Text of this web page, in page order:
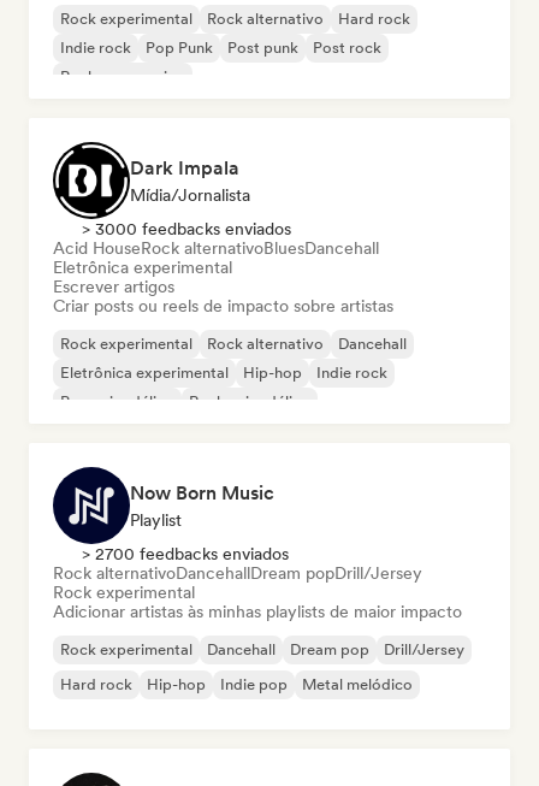
Rock experimental Rock alternativo
Hard rock
Indie rock
Pop Punk Post punk
Post rock
Rock progressivo
Dark Impala
Mídia/Jornalista
> 3000 feedbacks enviados
Acid HouseRock alternativoBluesDancehall
Eletrônica experimental
Escrever artigos
Criar posts ou reels de impacto sobre artistas
Rock experimental Rock alternativo
Dancehall
Eletrônica experimental
Hip-hop
Indie rock
Pop psicodélico
Rock psicodélico
Now Born Music
Playlist
> 2700 feedbacks enviados
Rock alternativoDancehallDream popDrill/Jersey
Rock experimental
Adicionar artistas às minhas playlists de maior impacto
Rock experimental Dancehall Dream pop
Drill/Jersey
Hard rock
Hip-hop Indie pop Metal melódico